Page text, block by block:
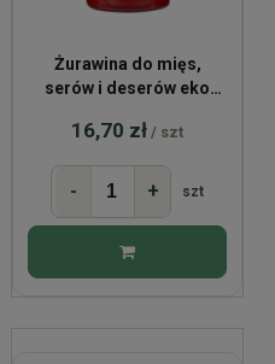
Żurawina do mięs,
serów i deserów eko
16,70 zł / szt
- + szt